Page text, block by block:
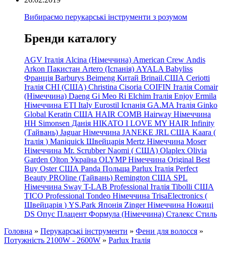
Вибираємо перукарські інструменти з розумом
Бренди каталогу
AGV Італія Alcina (Німеччина) American Crew Andis
Arkon Пакистан Artero (Іспанія) AYALA Babyliss
Франція Barburys Beimeng Китай Brinail.США Ceriotti
Італія CHI (США) Christina Cisoria COIFIN Італія Comair
(Німеччина) Daeng Gi Meo Ri Elchim Італія Enjoy Ermila
Німеччина ETI Italy Eurostil Іспанія GA.MA Італія Ginko
Global Keratin США HAIR COMB Hairway Німеччина
HH Simonsen Данія HIKATO I LOVE MY HAIR Infinity
(Тайвань) Jaguar Німеччина JANEKE JRL США Kaara (
Італія ) Maniquick Швейцарія Mertz Німеччина Moser
Німеччина Mr. Scrubber Naomi ( США) Olaplex Olivia
Garden Olton Україна OLYMP Німеччина Original Best
Buy Oster США Panda Польща Parlux Італія Perfect
Beauty PROline (Тайвань) Remington США SPL
Німеччина Sway T-LAB Professional Італія Tibolli США
TICO Professional Tondeo Німеччина TrisaElectronics (
Швейцарія ) YS.Park Японія Zinger Німеччина Ножиці
DS Опус Плацент Формула (Німеччина) Сталекс Стиль
Головна » Перукарські інструменти » Фени для волосся »
Потужність 2100W - 2600W » Parlux Італія